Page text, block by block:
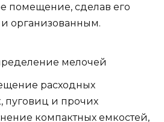
помещение, сделав его
организованным.
мелочей
расходных
пуговиц и прочих
компактных емкостей,